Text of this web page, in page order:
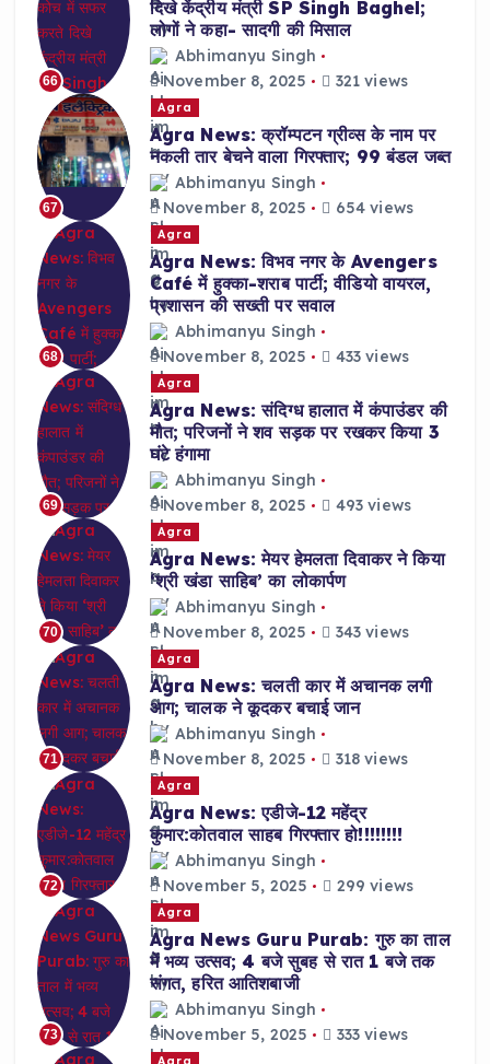
66
दिखे केंद्रीय मंत्री SP Singh Baghel;
लोगों ने कहा- सादगी की मिसाल
Abhimanyu Singh
November 8, 2025
321 views
67
Agra
Agra News: क्रॉम्पटन ग्रीव्स के नाम पर
नकली तार बेचने वाला गिरफ्तार; 99 बंडल जब्त
Abhimanyu Singh
November 8, 2025
654 views
68
Agra
Agra News: विभव नगर के Avengers
Café में हुक्का-शराब पार्टी; वीडियो वायरल,
प्रशासन की सख्ती पर सवाल
Abhimanyu Singh
November 8, 2025
433 views
69
Agra
Agra News: संदिग्ध हालात में कंपाउंडर की
मौत; परिजनों ने शव सड़क पर रखकर किया 3
घंटे हंगामा
Abhimanyu Singh
November 8, 2025
493 views
70
Agra
Agra News: मेयर हेमलता दिवाकर ने किया
‘श्री खंडा साहिब’ का लोकार्पण
Abhimanyu Singh
November 8, 2025
343 views
71
Agra
Agra News: चलती कार में अचानक लगी
आग; चालक ने कूदकर बचाई जान
Abhimanyu Singh
November 8, 2025
318 views
72
Agra
Agra News: एडीजे-12 महेंद्र
कुमार:कोतवाल साहब गिरफ्तार हो!!!!!!!!
Abhimanyu Singh
November 5, 2025
299 views
73
Agra
Agra News Guru Purab: गुरु का ताल
में भव्य उत्सव; 4 बजे सुबह से रात 1 बजे तक
संगत, हरित आतिशबाजी
Abhimanyu Singh
November 5, 2025
333 views